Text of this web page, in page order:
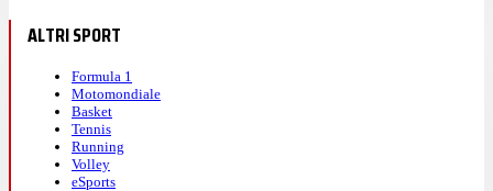
ALTRI SPORT
Formula 1
Motomondiale
Basket
Tennis
Running
Volley
eSports